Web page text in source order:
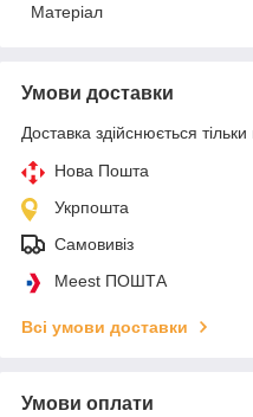
Матеріал
Умови доставки
Доставка здійснюється
Нова Пошта
Укрпошта
Самовивіз
Meest ПОШТА
Всі умови доставки
Умови оплати